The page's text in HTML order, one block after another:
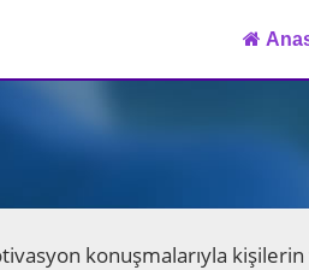
konuşmalarıyla kişilerin